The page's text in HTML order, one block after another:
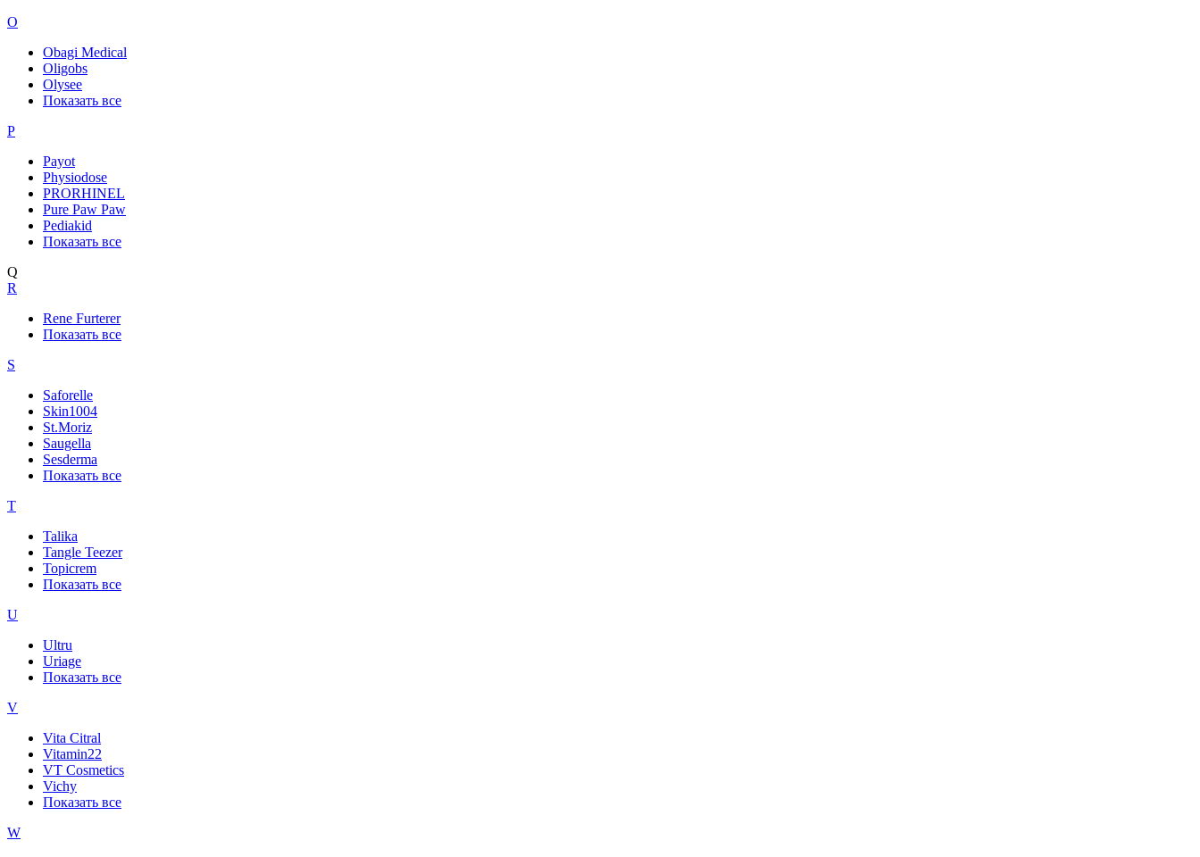
O
Obagi Medical
Oligobs
Olysee
Показать все
P
Payot
Physiodose
PRORHINEL
Pure Paw Paw
Pediakid
Показать все
Q
R
Rene Furterer
Показать все
S
Saforelle
Skin1004
St.Moriz
Saugella
Sesderma
Показать все
T
Talika
Tangle Teezer
Topicrem
Показать все
U
Ultru
Uriage
Показать все
V
Vita Citral
Vitamin22
VT Cosmetics
Vichy
Показать все
W